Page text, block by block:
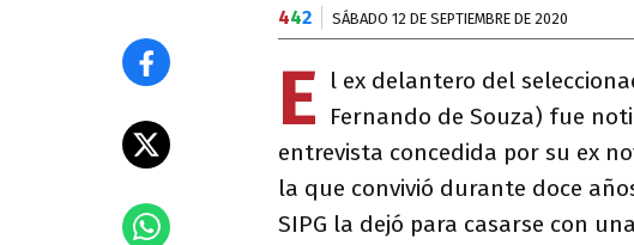
442 SÁBADO 12 DE SEPTIEMBRE DE 2020
E l ex delantero del
Fernando de Souza) fue
entrevista concedida por su ex
la que convivió durante doce
SIPG la dejó para casarse con una